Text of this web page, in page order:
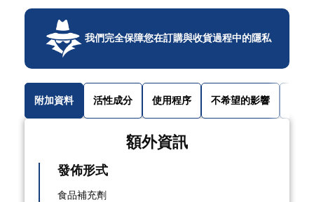
我們完全保障您在訂購與收貨過程中的隱私
附加資料 活性成分 使用程序 不希望的影響
額外資訊
發佈形式
食品補充劑